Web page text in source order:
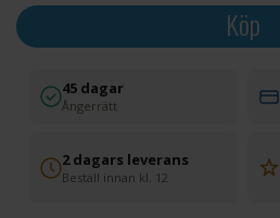
Köp
45 dagar
Ångerrätt
2 dagars leverans
Beställ innan kl. 12